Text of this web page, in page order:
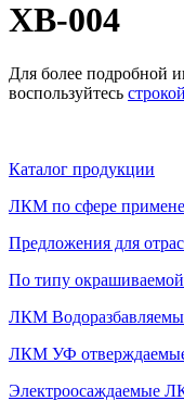
ХВ-004
Для более подробной
воспользуйтесь
Каталог продукции
ЛКМ по сфере
Предложения для
По типу
ЛКМ
ЛКМ УФ
Электроосаждаемые